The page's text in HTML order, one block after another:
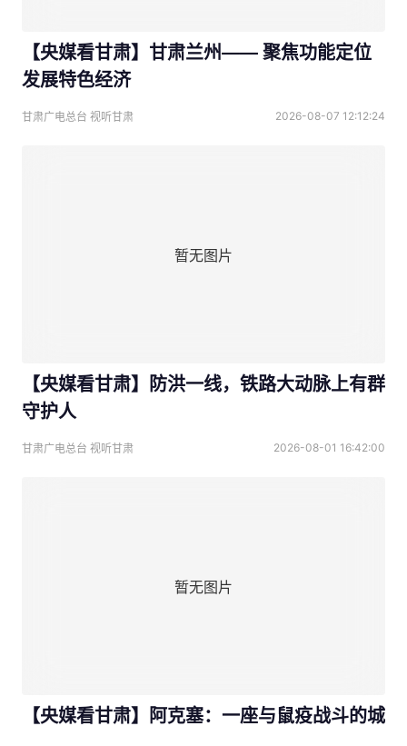
【央媒看甘肃】甘肃兰州—— 聚焦功能定位
发展特色经济
甘肃广电总台 视听甘肃 2026-08-07 12:12:24
暂无图片
【央媒看甘肃】防洪一线，铁路大动脉上有群
守护人
甘肃广电总台 视听甘肃 2026-08-01 16:42:00
暂无图片
【央媒看甘肃】阿克塞：一座与鼠疫战斗的城